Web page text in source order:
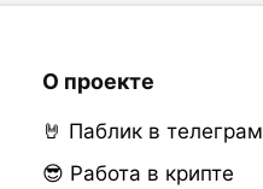
О проекте
🤘 Паблик в телеграм
😎 Работа в крипте